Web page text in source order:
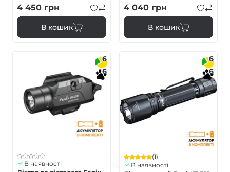
4 450 грн
В кошик
4 040 грн
В кошик
6
6
В наявності
6
6
(1)
В наявності